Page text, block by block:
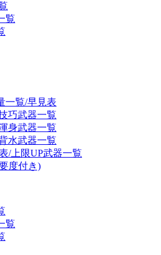
覧
一覧/早見表
巧武器一覧
身武器一覧
水武器一覧
/上限UP武器一覧
度付き)
覧